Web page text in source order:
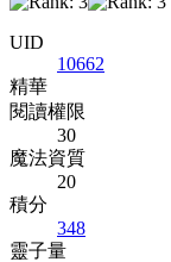
UID
10662
精華
閱讀權限
30
魔法資質
20
積分
348
靈子量